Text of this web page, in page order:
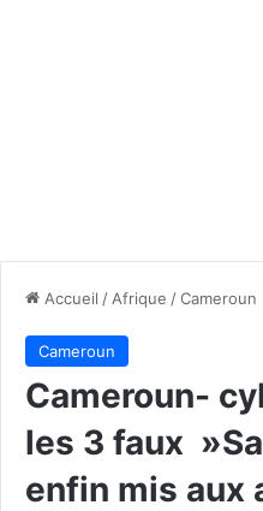
Accueil / Afrique /Cameroun
Cameroun
Cameroun-
les 3 faux
enfin mis aux